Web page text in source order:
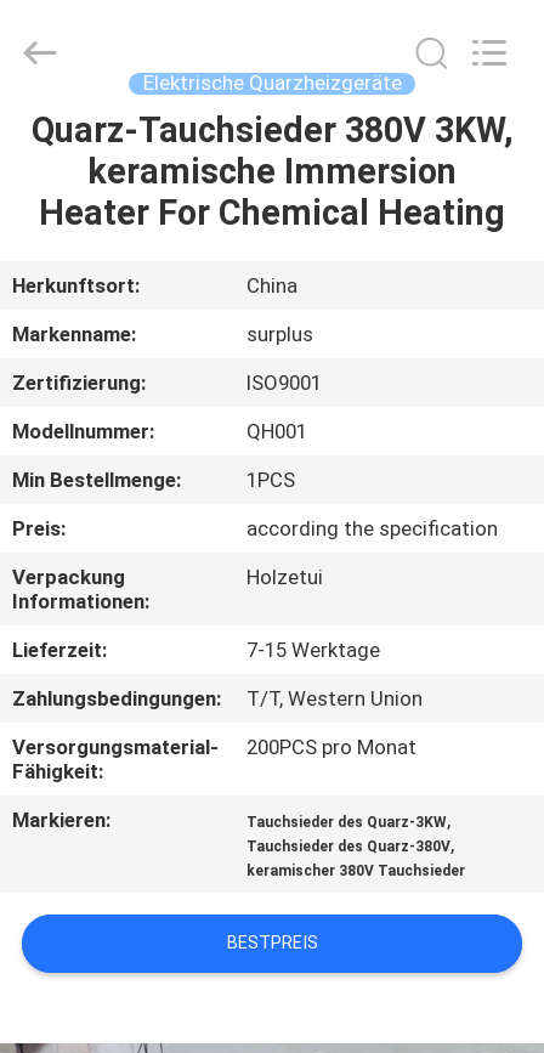
ZU
HAUSE
ÜBER
UNS
WERKSBESICHTIGUNG
QUALITÄTSKONTROLLE
KONTAKT
MIT
UNS
NEUIGKEITEN
BITTE UM
ANGEBOT
Limited.
Elektrische Quarzheizgeräte
Quarz-Tauchsieder 380V 3KW,
keramische Immersion
Heater For Chemical Heating
Herkunftsort:
China
Markenname:
surplus
Zertifizierung:
ISO9001
Modellnummer:
QH001
Min Bestellmenge:
1PCS
Preis:
according the specification
Verpackung
Informationen:
Holzetui
Lieferzeit:
7-15 Werktage
Zahlungsbedingungen:
T/T, Western Union
Versorgungsmaterial-
Fähigkeit:
200PCS pro Monat
Markieren: Tauchsieder des Quarz-3KW,
Tauchsieder des Quarz-380V,
keramischer 380V Tauchsieder
BESTPREIS